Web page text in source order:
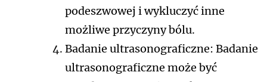
podeszwowej i wykluczyć inne
możliwe przyczyny bólu.
Badanie ultrasonograficzne: Badanie
ultrasonograficzne może być